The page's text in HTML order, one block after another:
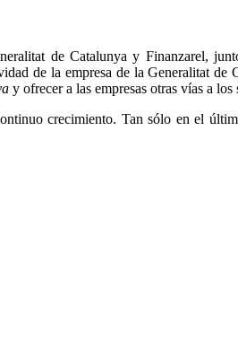
de Catalunya y Finanzarel,
de la empresa de la Generalitat de
y ofrecer a las empresas otras vías a los
crecimiento. Tan sólo en el